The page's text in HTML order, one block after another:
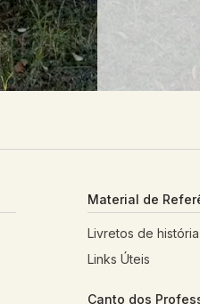
Material de
Livretos de história
Links Úteis
Canto dos